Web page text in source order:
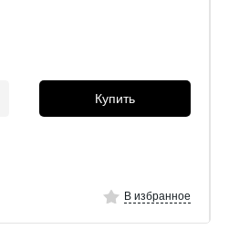
Купить
В избранное